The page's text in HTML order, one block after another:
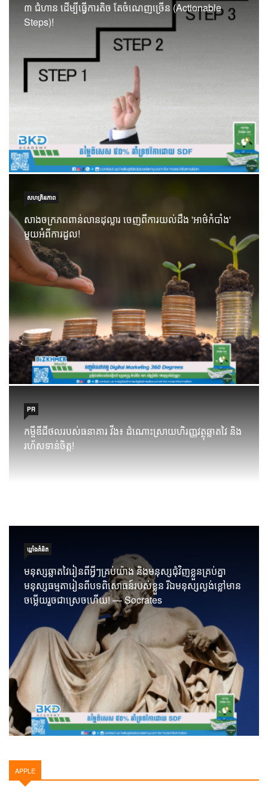
៣ ជំហាន ដើម្បីធ្វើការតិច តែចំណេញច្រើន (Actionable
Steps)!
សហគ្រិនភាព
សាងចក្រភពពាន់លានដុល្លារ ចេញពីការយល់ដឹង 'អាថ៌កំបាំង'
មួយអំពីការដួល!
PR
កម្ចីឌីជីថលរបស់ធនាគារ វីង៖ ដំណោះស្រាយហិរញ្ញវត្ថុឆ្លាតវៃ និង
រហ័សទាន់ចិត្ត!
មនុស្សឆ្លាតវៃរៀនពីអ្វីៗគ្រប់យ៉ាង និងមនុស្សជុំវិញខ្លួនគ្រប់គ្នា
មនុស្សធម្មតារៀនពីបទពិសោធន៍របស់ខ្លួន រីឯមនុស្សល្ងង់ខ្លៅមាន
ចម្លើយរួចជាស្រេចហើយ! — Socrates